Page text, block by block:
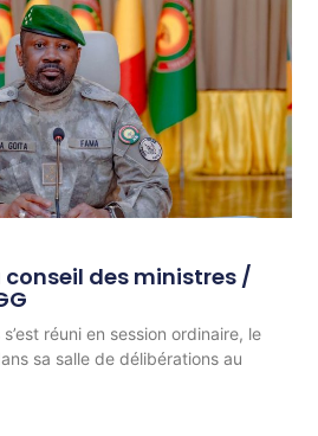
des ministres /
réuni en session ordinaire, le
sa salle de délibérations au